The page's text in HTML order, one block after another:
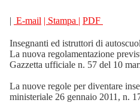
| E-mail | Stampa | PDF
Insegnanti ed istruttori di
La nuova regolamentazione
Gazzetta ufficiale n. 57 del 10
La nuove regole per diventare
ministeriale 26 gennaio 2011, n.